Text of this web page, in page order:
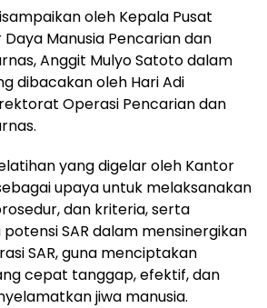
oleh Kepala Pusat
Manusia Pencarian dan
Anggit Mulyo Satoto dalam
dibacakan oleh Hari Adi
Operasi Pencarian dan
yang digelar oleh Kantor
upaya untuk melaksanakan
dan kriteria, serta
SAR dalam mensinergikan
SAR, guna menciptakan
cepat tanggap, efektif, dan
jiwa manusia.